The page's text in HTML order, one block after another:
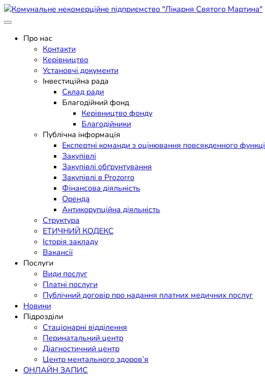
Skip
to
Комунальне некомерційне
Поліклініка Мукачево
Про нас
Контакти
Керівництво
Установчі документи
Інвестиційна рада
Склад ради
Благодійний фонд
Керівництво фонду
Благодійники
Публічна інформація
Експертні команди з оцінювання повсякденного
Закупівлі
Закупівлі обґрунтування
Закупівлі в Prozorro
Фінансова діяльність
Оренда
Антикорупційна діяльність
Структура
ЕТИЧНИЙ КОДЕКС
Історія закладу
Вакансії
Послуги
Види послуг
Платні послуги
Публічний договір про надання платних медичних послуг
Новини
Підрозділи
Стаціонарні відділення
Перинатальний центр
Діагностичний центр
Центр ментального здоров’я
ОНЛАЙН ЗАПИС